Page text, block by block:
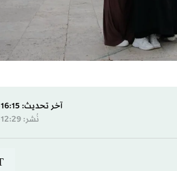
آخر تحديث: 16:15-9 أبريل 2026 م ـ 22 شوّال 1447 هـ
نُشر: 12:29-9 أبريل 2026 م ـ 22 شوّال 1447 هـ